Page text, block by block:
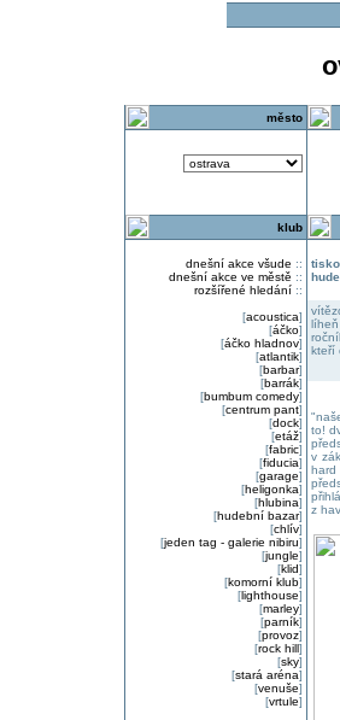
město
klub
dnešní akce všude ::
dnešní akce ve městě ::
rozšířené hledání::
[acoustica]
[áčko]
[áčko hladnov]
[atlantik]
[barbar]
[barrák]
[bumbum comedy]
[centrum pant]
[dock]
[etáž]
[fabric]
[fiducia]
[garage]
[heligonka]
[hlubina]
[hudební bazar]
[chlív]
[jeden tag - galerie nibiru]
[jungle]
[klid]
[komorní klub]
[lighthouse]
[marley]
[parník]
[provoz]
[rock hill]
[sky]
[stará aréna]
[venuše]
[vrtule]
kteří
to!
v
hard
z